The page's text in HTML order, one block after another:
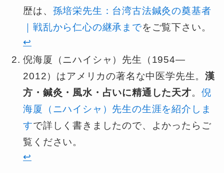
歴は、 孫培栄先生：台湾古法鍼灸の奠基者
｜戦乱から仁心の継承までをご覧下さい。
↩︎
倪海厦（ニハイシャ）先生（1954—
2012）はアメリカの著名な中医学先生。漢
方・鍼灸・風水・占いに精通した天才。 倪
海厦（ニハイシャ）先生の生涯を紹介しま
すで詳しく書きましたので、よかったらご
覧ください。
↩︎